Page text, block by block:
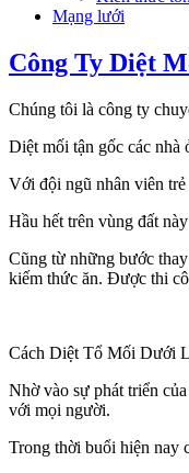
Mạng lưới
Công Ty Diệt
Chúng tôi là công ty
Diệt mối tận gốc các
Với đội ngũ nhân viên
Hầu hết trên vùng đất
Cũng từ những bước
kiếm thức ăn. Được thi
Cách Diệt Tổ Mối Dưới
Nhờ vào sự phát triển
với mọi người.
Trong thời buổi hiện nay